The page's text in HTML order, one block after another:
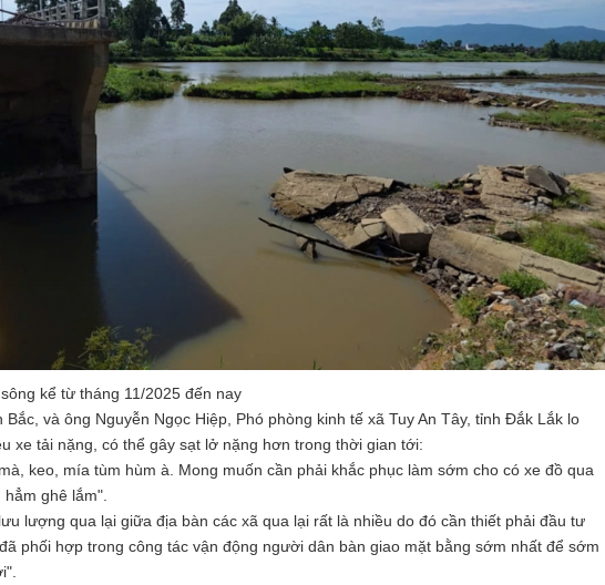
kể từ tháng 11/2025 đến nay
Bắc, và ông Nguyễn Ngọc Hiệp, Phó phòng kinh tế xã Tuy An Tây, tỉnh Đắk Lắk lo
xe tải nặng, có thể gây sạt lở nặng hơn trong thời gian tới:
keo, mía tùm hùm à. Mong muốn cần phải khắc phục làm sớm cho có xe đồ qua
ghê lắm".
lượng qua lại giữa địa bàn các xã qua lại rất là nhiều do đó cần thiết phải đầu tư
phối hợp trong công tác vận động người dân bàn giao mặt bằng sớm nhất để sớm